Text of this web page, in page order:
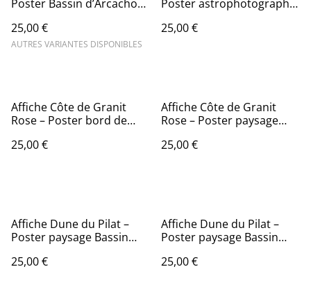
Poster Bassin d’Arcachon
de mer
25,00 €
AUTRES VARIANTES DISPONIBLES
Poster astrophotographie
cosmos
25,00 €
Affiche Côte de Granit
Rose – Poster bord de
minérale
25,00 €
Affiche Côte de Granit
Rose – Poster paysage
murale nature
25,00 €
Affiche Dune du Pilat –
Poster paysage Bassin
murale nature
25,00 €
Affiche Dune du Pilat –
Poster paysage Bassin
murale nature
25,00 €